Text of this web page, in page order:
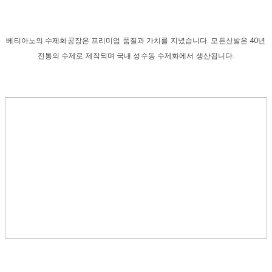
베티아노의 수제화공장은 프리미엄 품질과 가치를 지녔습니다. 모든신발은 40년
전통의 수제로 제작되며 국내 성수동 수제화에서 생산됩니다.